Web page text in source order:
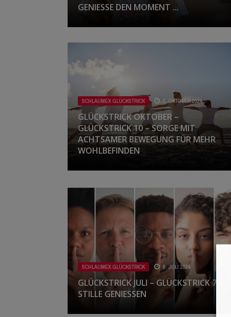
GENIESSE DEN MOMENT ...
SCHLAUMEX GLÜCKSTRICK 2. OKTOBER 2024
GLÜCKSTRICK OKTOBER –
GLÜCKSTRICK 10 – SORGE MIT
ACHTSAMER BEWEGUNG FÜR MEHR
WOHLBEFINDEN
SCHLAUMEX GLÜCKSTRICK 9. JULI 2024
GLÜCKSTRICK JULI – GLÜCKSTRICK 7 –
STILLE GENIESSEN